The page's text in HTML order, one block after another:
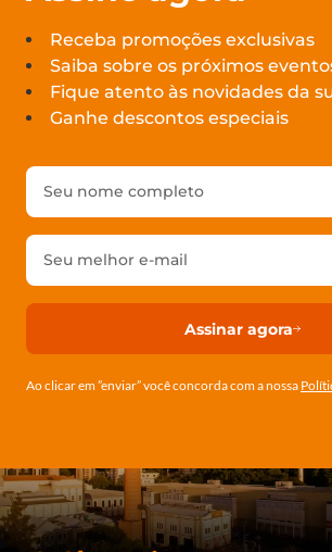
Receba promoções exclusivas
Saiba sobre os próximos
Fique atento às novidades da
Ganhe descontos especiais
Assinar agora
Ao clicar em ”enviar” você concorda com a nossa